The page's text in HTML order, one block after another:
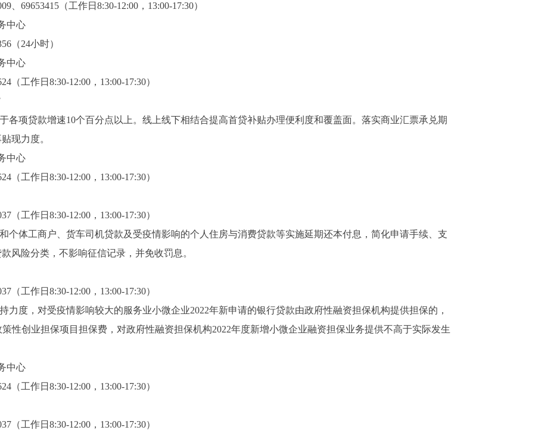
69653415（工作日8:30-12:00，13:00-17:30）
中心
（24小时）
中心
工作日8:30-12:00，13:00-17:30）
项贷款增速10个百分点以上。线上线下相结合提高首贷补贴办理便利度和覆盖面。落实商业汇票承兑期
现力度。
中心
工作日8:30-12:00，13:00-17:30）
工作日8:30-12:00，13:00-17:30）
体工商户、货车司机贷款及受疫情影响的个人住房与消费贷款等实施延期还本付息，简化申请手续、支
风险分类，不影响征信记录，并免收罚息。
工作日8:30-12:00，13:00-17:30）
度，对受疫情影响较大的服务业小微企业2022年新申请的银行贷款由政府性融资担保机构提供担保的，
性创业担保项目担保费，对政府性融资担保机构2022年度新增小微企业融资担保业务提供不高于实际发生
中心
工作日8:30-12:00，13:00-17:30）
工作日8:30-12:00，13:00-17:30）